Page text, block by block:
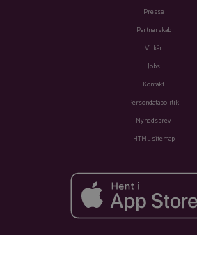
Presse
Partnerskab
Vilkår
Jobs
Kontakt
Persondatapolitik
Nyhedsbrev
HTML sitemap